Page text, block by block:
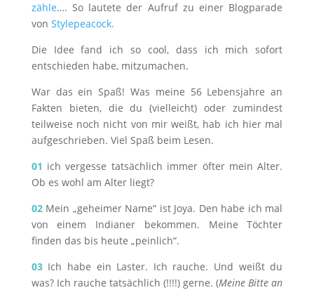
zähle…. So lautete der Aufruf zu einer Blogparade
von Stylepeacock.
Die Idee fand ich so cool, dass ich mich sofort
entschieden habe, mitzumachen.
War das ein Spaß! Was meine 56 Lebensjahre an
Fakten bieten, die du (vielleicht) oder zumindest
teilweise noch nicht von mir weißt, hab ich hier mal
aufgeschrieben. Viel Spaß beim Lesen.
01 ich vergesse tatsächlich immer öfter mein Alter.
Ob es wohl am Alter liegt?
02Mein „geheimer Name“ ist Joya. Den habe ich mal
von einem Indianer bekommen. Meine Töchter
finden das bis heute „peinlich“.
03 Ich habe ein Laster. Ich rauche. Und weißt du
was? Ich rauche tatsächlich (!!!!) gerne. (Meine Bitte an